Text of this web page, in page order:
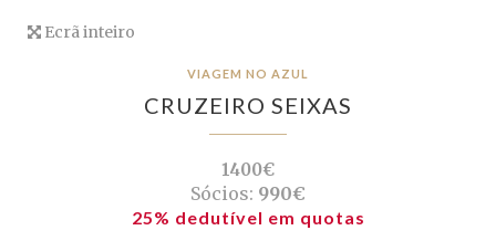
Ecrã inteiro
VIAGEM NO AZUL
CRUZEIRO SEIXAS
1400€
Sócios: 990€
25% dedutível em quotas